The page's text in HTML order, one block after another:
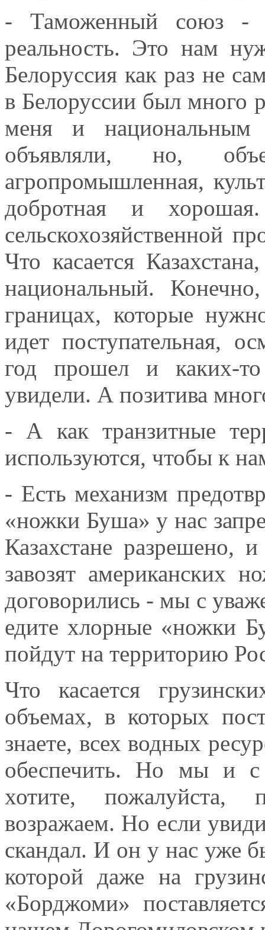
- Таможенный союз -
реальность. Это нам
Белоруссия как раз не
в Белоруссии был много
меня и национальным
объявляли, но,
агропромышленная,
добротная и
сельскохозяйственной
Что касается
национальный.
границах, которые
идет поступательная,
год прошел и каких-
увидели. А позитива
- А как транзитные
используются, чтобы к
- Есть механизм
«ножки Буша» у нас
Казахстане разрешено,
завозят американских
договорились - мы с
едите хлорные «ножки
пойдут на территорию
Что касается
объемах, в которых
знаете, всех водных
обеспечить. Но мы и с
хотите,
возражаем. Но если
скандал. И он у нас уже
которой даже на
«Борджоми»